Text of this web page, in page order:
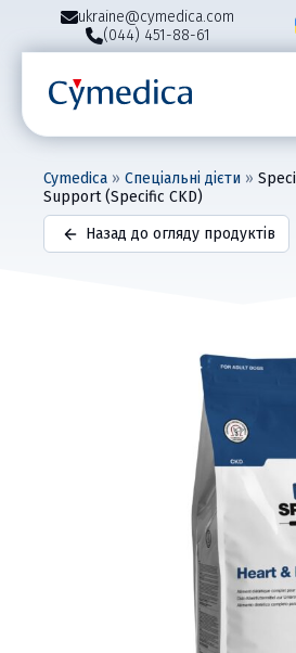
ukraine@cymedica.com
(044) 451-88-61
Cymedica » Спеціальні дієти »
Support (Specific CKD)
Назад до огляду продуктів